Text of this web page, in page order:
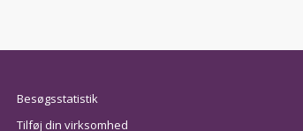
Besøgsstatistik
Tilføj din virksomhed